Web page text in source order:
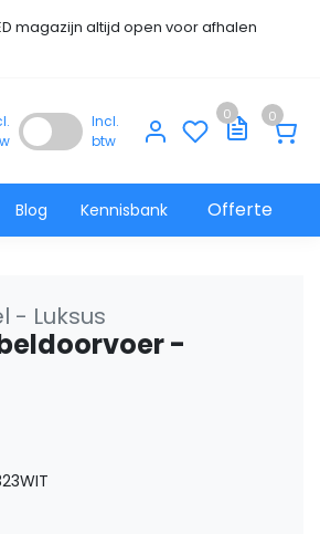
magazijn altijd open voor afhalen
Incl.
btw
0 0
Blog Kennisbank Offerte
- Luksus
-